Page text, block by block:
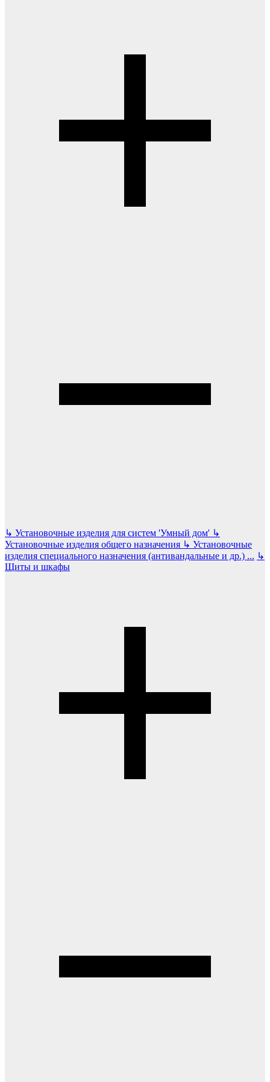
↳ Установочные изделия для систем 'Умный дом' ↳
Установочные изделия общего назначения ↳ Установочные
изделия специального назначения (антивандальные и др.) ... ↳
Щиты и шкафы